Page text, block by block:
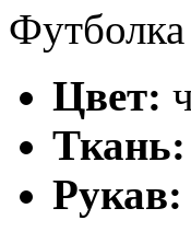
Цвет:
Ткань:
Рукав: